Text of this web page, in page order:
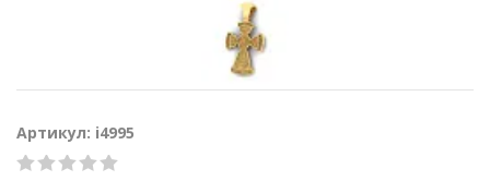
Артикул: i4995